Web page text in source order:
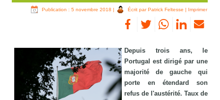
Publication : 5 novembre 2018 | Écrit par Patrick Feltesse | Imprimer
Depuis trois ans, le
Portugal est dirigé par une
majorité de gauche qui
porte en étendard son
refus de l'austérité. Taux de